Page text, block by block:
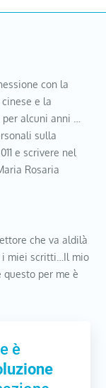
con la
e la
alcuni anni …
sulla
e scrivere nel
Rosaria
che va aldilà
i miei scritti…Il mio
per me è
è